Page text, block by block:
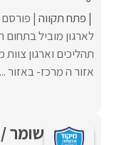
פתח תקווה פורסם
לארגון מוביל
תהליכים וארגון צוות
אזור ה מרכז- באזור ...
שומר